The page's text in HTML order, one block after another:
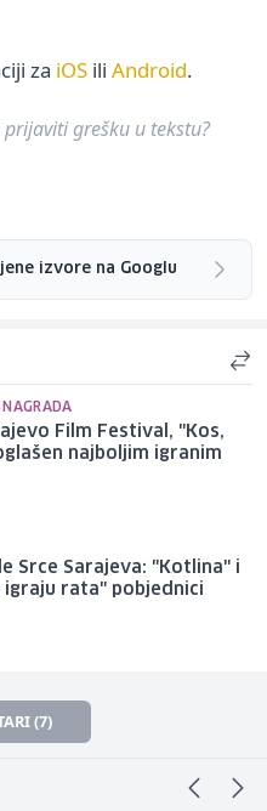
za iOS ili Android.
grešku u tekstu?
izvore na Googlu
Film Festival, "Kos,
najboljim igranim
Srce Sarajeva: "Kotlina" i
igraju rata" pobjednici
(7)